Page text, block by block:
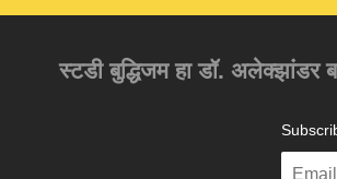
स्टडी बुद्धिजम हा डॉ. अलेक्झांडर
Enter